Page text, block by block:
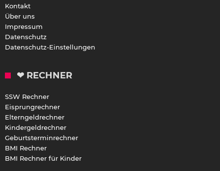
Kontakt
Über uns
Impressum
Datenschutz
Datenschutz-Einstellungen
❤ RECHNER
SSW Rechner
Eisprungrechner
Elterngeldrechner
Kindergeldrechner
Geburtsterminrechner
BMI Rechner
BMI Rechner für Kinder